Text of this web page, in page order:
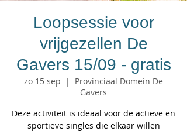
Loopsessie voor
vrijgezellen De
Gavers 15/09 - gratis
zo 15 sep
  |
Provinciaal Domein De
Gavers
Deze activiteit is ideaal voor de actieve en
sportieve singles die elkaar willen